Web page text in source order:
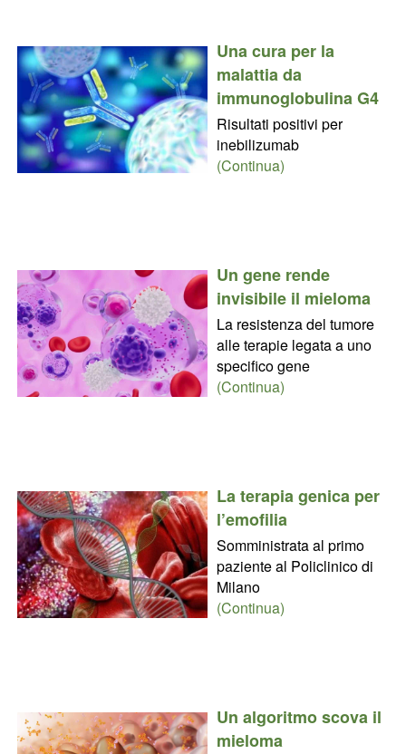
Una cura per la
malattia da
immunoglobulina G4
Risultati positivi per
inebilizumab
(Continua)
Un gene rende
invisibile il mieloma
La resistenza del tumore
alle terapie legata a uno
specifico gene
(Continua)
La terapia genica per
l’emofilia
Somministrata al primo
paziente al Policlinico di
Milano
(Continua)
Un algoritmo scova il
mieloma